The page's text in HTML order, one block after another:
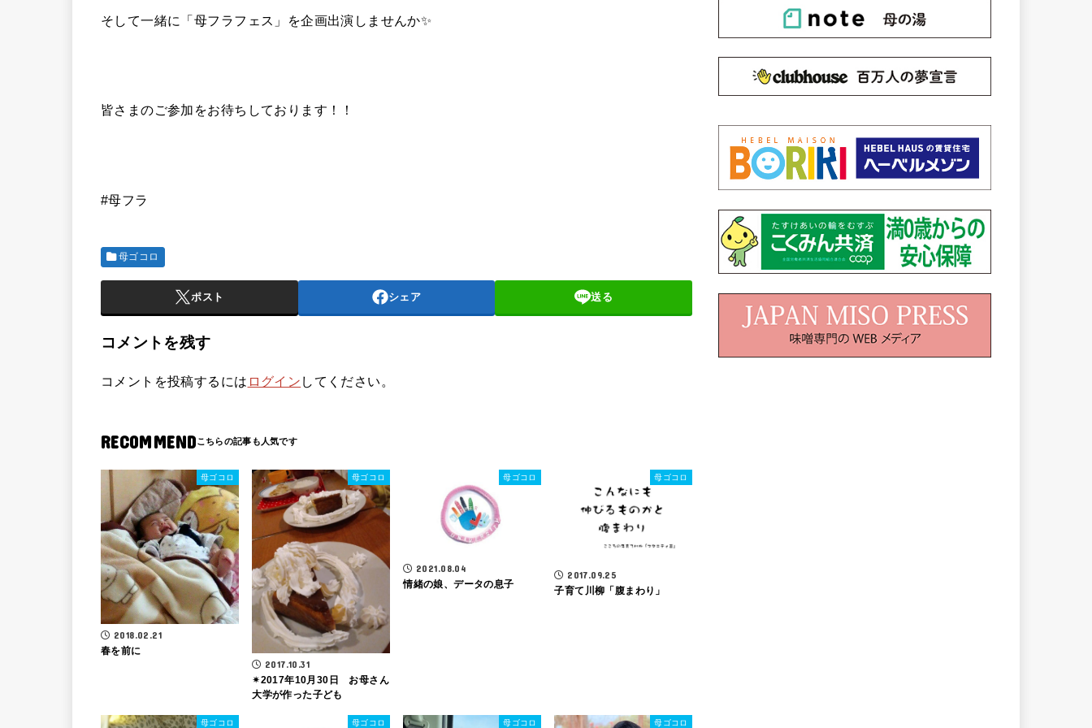
そして一緒に「母フラフェス」を企画出演しませんか✨
皆さまのご参加をお待ちしております！！
#母フラ
母ゴコロ
ポスト シェア 送る
コメントを残す
コメントを投稿するには ログイン してください。
RECOMMEND
母ゴコロ
2018.02.21
春を前に
母ゴコロ
2017.10.31
✴2017年10月30日 お母さん
大学が作った子ども
母ゴコロ
2021.08.04
情緒の娘、データの息子
母ゴコロ
2017.09.25
子育て川柳「腹まわり」
母ゴコロ 母ゴコロ 母ゴコロ 母ゴコロ